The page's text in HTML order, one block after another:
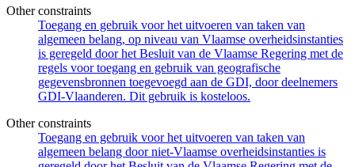
Other constraints
Toegang en gebruik voor het uitvoeren van taken van
algemeen belang, op niveau van Vlaamse overheidsinstanties
is geregeld door het Besluit van de Vlaamse Regering met de
regels voor toegang en gebruik van geografische
gegevensbronnen toegevoegd aan de GDI, door deelnemers
GDI-Vlaanderen. Dit gebruik is kosteloos.
Other constraints
Toegang en gebruik voor het uitvoeren van taken van
algemeen belang door niet-Vlaamse overheidsinstanties is